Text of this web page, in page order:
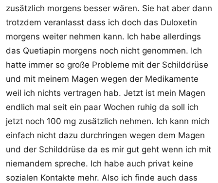
zusätzlich morgens besser wären. Sie hat aber dann
trotzdem veranlasst dass ich doch das Duloxetin
morgens weiter nehmen kann. Ich habe allerdings
das Quetiapin morgens noch nicht genommen. Ich
hatte immer so große Probleme mit der Schilddrüse
und mit meinem Magen wegen der Medikamente
weil ich nichts vertragen hab. Jetzt ist mein Magen
endlich mal seit ein paar Wochen ruhig da soll ich
jetzt noch 100 mg zusätzlich nehmen. Ich kann mich
einfach nicht dazu durchringen wegen dem Magen
und der Schilddrüse da es mir gut geht wenn ich mit
niemandem spreche. Ich habe auch privat keine
sozialen Kontakte mehr. Also ich finde auch dass